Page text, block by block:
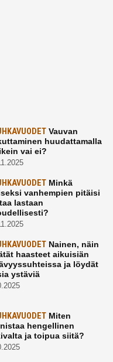
Vauvan
huudattamalla
vai ei?
Minkä
vanhempien pitäisi
lastaan
Nainen, näin
haasteet aikuisiän
ja löydät
ystäviä
Miten
hengellinen
ja toipua siitä?